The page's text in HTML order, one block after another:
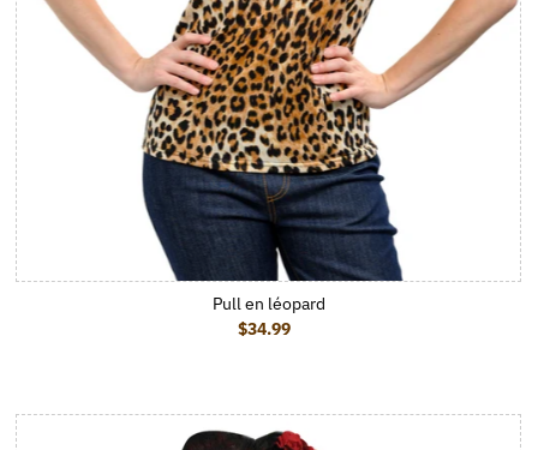
Pull en léopard
Prix ordinaire
$34.99